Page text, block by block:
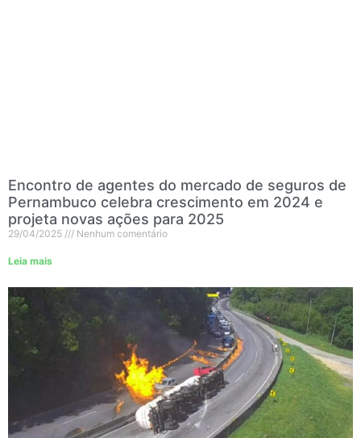
Encontro de agentes do mercado de seguros de
Pernambuco celebra crescimento em 2024 e
projeta novas ações para 2025
29/04/2025 Nenhum comentário
Leia mais